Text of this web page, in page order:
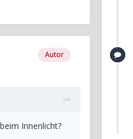
Autor
Innenlicht?